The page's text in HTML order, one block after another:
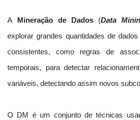
A Mineração de Dados (Data
explorar grandes quantidades de
consistentes, como regras de
temporais, para detectar
variáveis, detectando assim novos
O DM é um conjunto de técnicas